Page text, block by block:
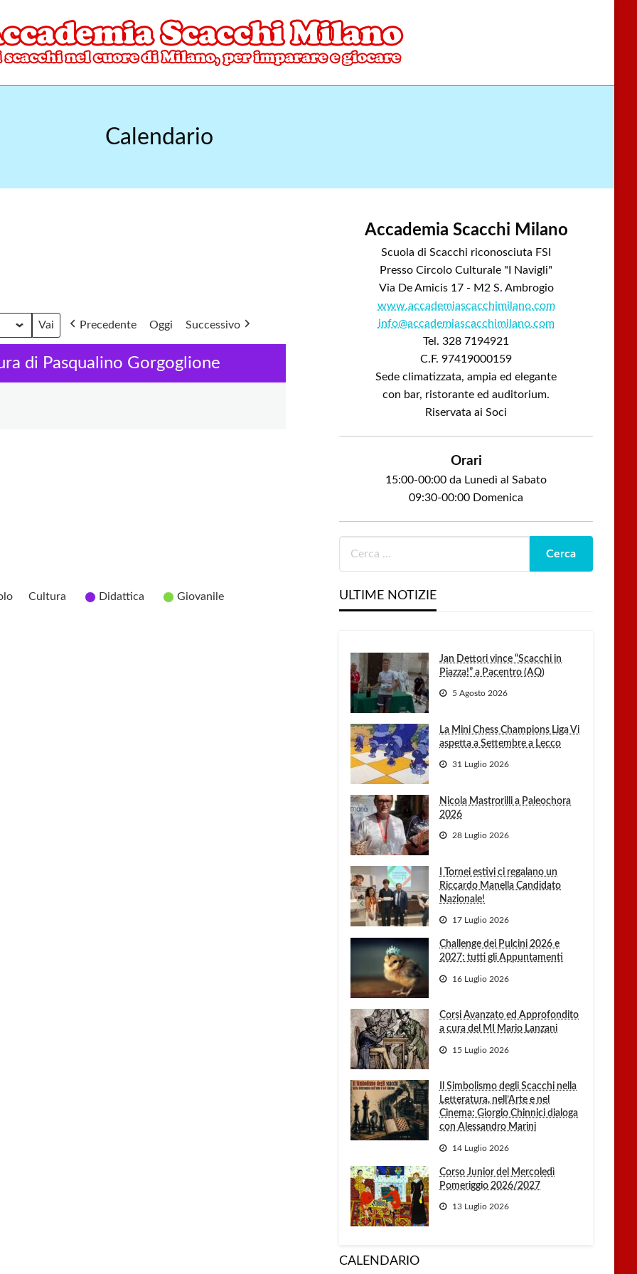
di Milano
Calendario
Precedente Oggi Successivo
di Pasqualino Gorgoglione
Cultura Didattica Giovanile
Accademia Scacchi Milano
Scuola di Scacchi riconosciuta FSI
Presso Circolo Culturale "I Navigli"
Via De Amicis 17 - M2 S. Ambrogio
www.accademiascacchimilano.com
info@accademiascacchimilano.com
Tel. 328 7194921
C.F. 97419000159
Sede climatizzata, ampia ed elegante
con bar, ristorante ed auditorium.
Riservata ai Soci
Orari
15:00-00:00 da Lunedì al Sabato
09:30-00:00 Domenica
ULTIME NOTIZIE
Jan Dettori vince “Scacchi in
Piazza!” a Pacentro (AQ)
5 Agosto 2026
La Mini Chess Champions Liga Vi
aspetta a Settembre a Lecco
31 Luglio 2026
Nicola Mastrorilli a Paleochora
2026
28 Luglio 2026
I Tornei estivi ci regalano un
Riccardo Manella Candidato
Nazionale!
17 Luglio 2026
Challenge dei Pulcini 2026 e
2027: tutti gli Appuntamenti
16 Luglio 2026
Corsi Avanzato ed Approfondito
a cura del MI Mario Lanzani
15 Luglio 2026
Il Simbolismo degli Scacchi nella
Letteratura, nell’Arte e nel
Cinema: Giorgio Chinnici dialoga
con Alessandro Marini
14 Luglio 2026
Corso Junior del Mercoledì
Pomeriggio 2026/2027
13 Luglio 2026
CALENDARIO